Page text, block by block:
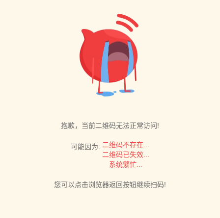
抱歉，当前二维码无法正常访问!
可能因为: 二维码不存在...
二维码已失效...
系统繁忙...
您可以点击浏览器返回按钮继续扫码!